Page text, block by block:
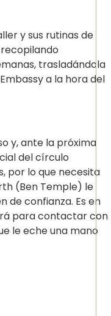
y sus rutinas de
trasladándola
a la hora del
y, ante la próxima
del círculo
por lo que necesita
(Ben Temple) le
de confianza. Es en
para contactar con
le eche una mano